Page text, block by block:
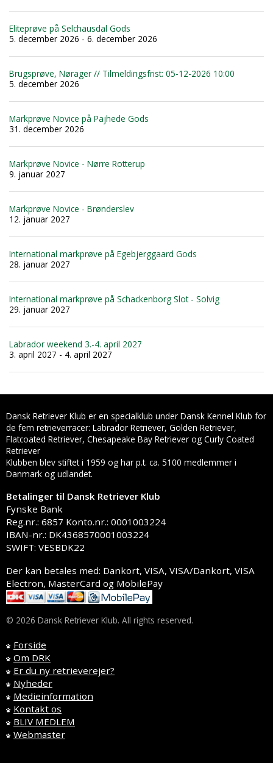
Eliteprøve på Selchausdal Gods
5. december 2026 - 6. december 2026
Brugsprøve, Nørager // Tilmeldingsfrist: 05-12-2026 10:00
5. december 2026
Markprøve Novice på Pajhede Gods
31. december 2026
Markprøve Novice - Nørre Rotterup
9. januar 2027
Markprøve Novice - Brønderslev
12. januar 2027
International markprøve på Egebjerggaard Gods
28. januar 2027
International markprøve på Schackenborg Slot - Solvig
29. januar 2027
Labrador weekend 3.-4. april 2027
3. april 2027 - 4. april 2027
Dansk Retriever Klub er en specialklub under Dansk Kennel Klub for
de fem retrieverracer: Labrador Retriever, Golden Retriever,
Flatcoated Retriever, Chesapeake Bay Retriever og Curly Coated
Retriever
Klubben blev stiftet i 1959 og har p.t. ca. 5100 medlemmer i
Danmark og udlandet.
Betalinger til Dansk Retriever Klub
Fynske Bank
Reg.nr.: 6857 Konto.nr.: 0001003224
IBAN-nr.: DK4368570001003224
SWIFT: VESBDK22
Der kan betales med: Dankort, VISA, VISA/Dankort, VISA
Electron, MasterCard og MobilePay
© 2026 Dansk Retriever Klub. All rights reserved.
Forside
Om DRK
Er du ny retrieverejer?
Nyheder
Medieinformation
Kontakt os
BLIV MEDLEM
Webmaster